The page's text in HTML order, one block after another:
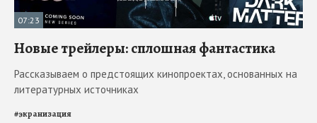
07:23
Новые трейлеры: сплошная фантастика
Рассказываем о предстоящих кинопроектах, основанных на
литературных источниках
#экранизация